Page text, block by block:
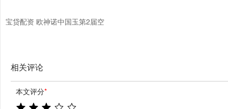
宝贷配资 欧神诺中国玉第2届空
相关评论
本文评分*